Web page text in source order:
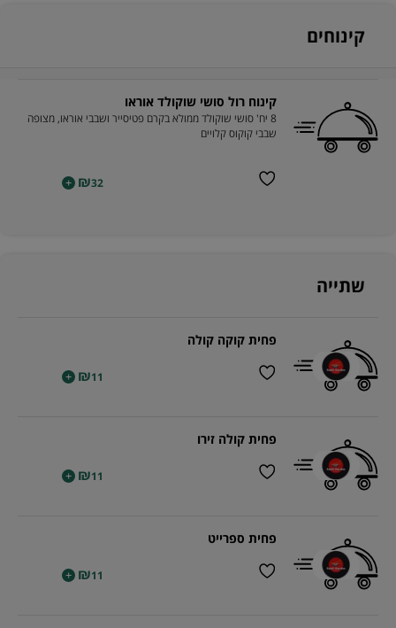
קינוחים
קינוח רול סושי שוקולד אוראו
8 יח' סושי שוקולד ממולא בקרם פטיסייר ושבבי אוראו, מצופה
שבבי קוקוס קלויים
₪32
+
שתייה
פחית קוקה קולה
₪11
+
פחית קולה זירו
₪11
+
פחית ספרייט
₪11
+